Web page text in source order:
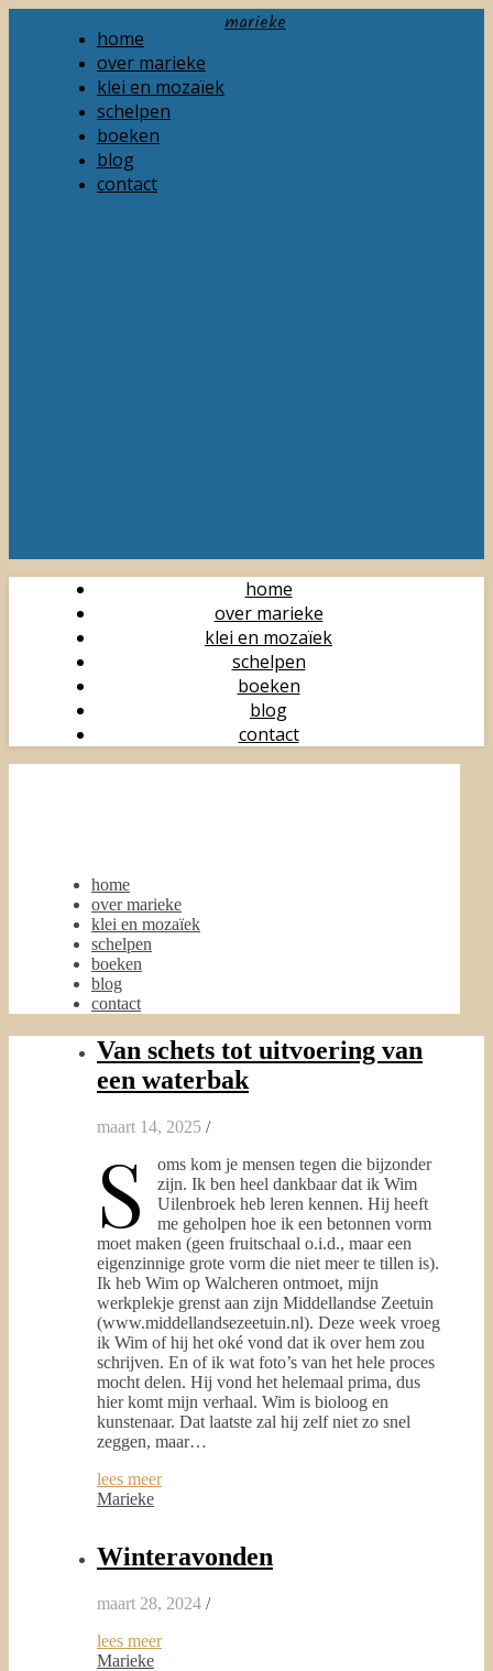
home
over marieke
klei en mozaïek
schelpen
boeken
blog
contact
marieke
home
over marieke
klei en mozaïek
schelpen
boeken
blog
contact
home
over marieke
klei en mozaïek
schelpen
boeken
blog
contact
Van schets tot uitvoering van
een waterbak
maart 14, 2025 /
S
oms kom je mensen tegen die bijzonder
zijn. Ik ben heel dankbaar dat ik Wim
Uilenbroek heb leren kennen. Hij heeft
me geholpen hoe ik een betonnen vorm
moet maken (geen fruitschaal o.i.d., maar een
eigenzinnige grote vorm die niet meer te tillen is).
Ik heb Wim op Walcheren ontmoet, mijn
werkplekje grenst aan zijn Middellandse Zeetuin
(www.middellandsezeetuin.nl). Deze week vroeg
ik Wim of hij het oké vond dat ik over hem zou
schrijven. En of ik wat foto’s van het hele proces
mocht delen. Hij vond het helemaal prima, dus
hier komt mijn verhaal. Wim is bioloog en
kunstenaar. Dat laatste zal hij zelf niet zo snel
zeggen, maar…
lees meer
Marieke
Winteravonden
maart 28, 2024 /
lees meer
Marieke